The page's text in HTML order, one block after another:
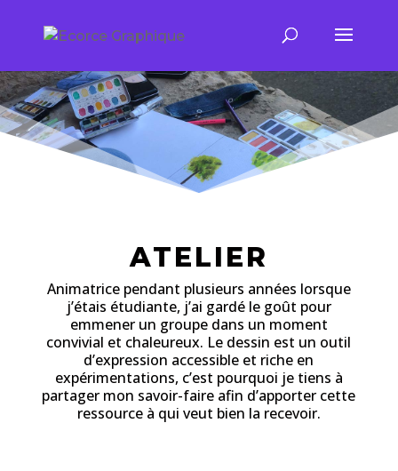
ATELIER
Animatrice pendant plusieurs années lorsque
j’étais étudiante, j’ai gardé le goût pour
emmener un groupe dans un moment
convivial et chaleureux. Le dessin est un outil
d’expression accessible et riche en
expérimentations, c’est pourquoi je tiens à
partager mon savoir-faire afin d’apporter cette
ressource à qui veut bien la recevoir.